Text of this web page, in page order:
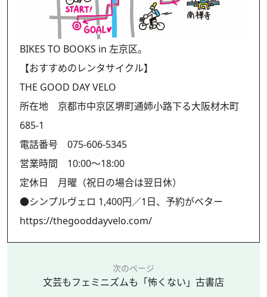
BIKES TO BOOKS in 左京区。
【おすすめのレンタサイクル】
THE GOOD DAY VELO
所在地 京都市中京区堺町通姉小路下る大阪材木町
685-1
電話番号 075-606-5345
営業時間 10:00〜18:00
定休日 月曜（祝日の場合は翌日休）
●シンプルヴェロ 1,400円／1日、予約がベター
https://thegooddayvelo.com/
次のページ
文芸もフェミニズムも「怖くない」古書店